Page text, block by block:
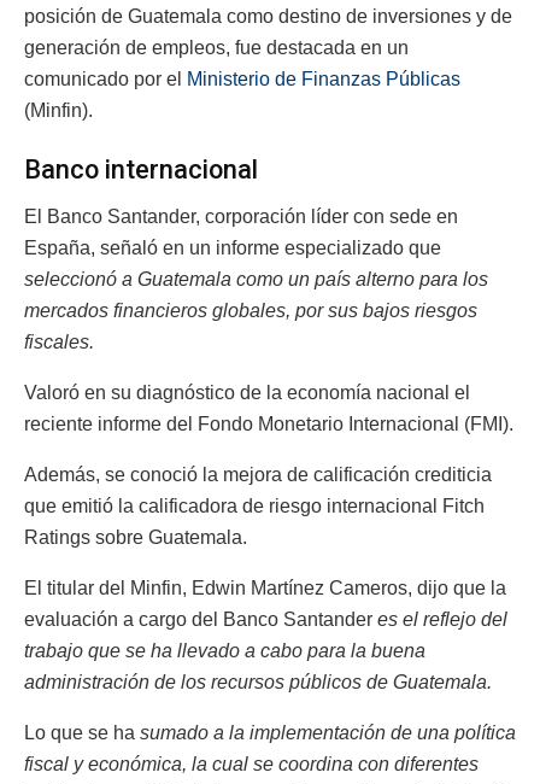
posición de Guatemala como destino de inversiones y de
generación de empleos, fue destacada en un
comunicado por el Ministerio de Finanzas Públicas
(Minfin).
Banco internacional
El Banco Santander, corporación líder con sede en
España, señaló en un informe especializado que
seleccionó a Guatemala como un país alterno para los
mercados financieros globales, por sus bajos riesgos
fiscales.
Valoró en su diagnóstico de la economía nacional el
reciente informe del Fondo Monetario Internacional (FMI).
Además, se conoció la mejora de calificación crediticia
que emitió la calificadora de riesgo internacional Fitch
Ratings sobre Guatemala.
El titular del Minfin, Edwin Martínez Cameros, dijo que la
evaluación a cargo del Banco Santander es el reflejo del
trabajo que se ha llevado a cabo para la buena
administración de los recursos públicos de Guatemala.
Lo que se ha sumado a la implementación de una política
fiscal y económica, la cual se coordina con diferentes